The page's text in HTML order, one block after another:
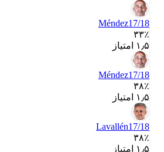
Méndez17/18
۳۳٪
Méndez17/18
۳۸٪
Lavallén17/18
۳۸٪